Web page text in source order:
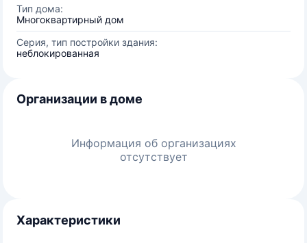
Тип дома:
Многоквартирный дом
Серия, тип постройки здания:
неблокированная
Организации в доме
Информация об организациях
отсутствует
Характеристики